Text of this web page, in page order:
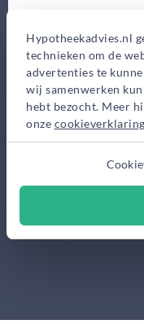
Hypotheekadvies.nl
technieken om de
advertenties te
wij samenwerken
hebt bezocht. Meer
onze cookieverklaring
0,-
Advieskosten
2.500,-